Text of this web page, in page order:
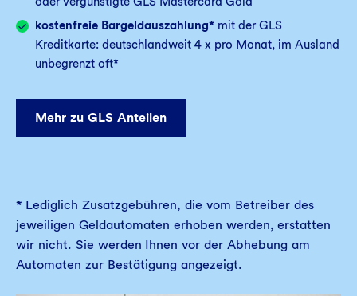
kostenfreie Bargeldauszahlung* mit der GLS
Kreditkarte: deutschlandweit 4 x pro Monat, im Ausland
unbegrenzt oft*
Mehr zu GLS Anteilen
* Lediglich Zusatzgebühren, die vom Betreiber des
jeweiligen Geldautomaten erhoben werden, erstatten
wir nicht. Sie werden Ihnen vor der Abhebung am
Automaten zur Bestätigung angezeigt.